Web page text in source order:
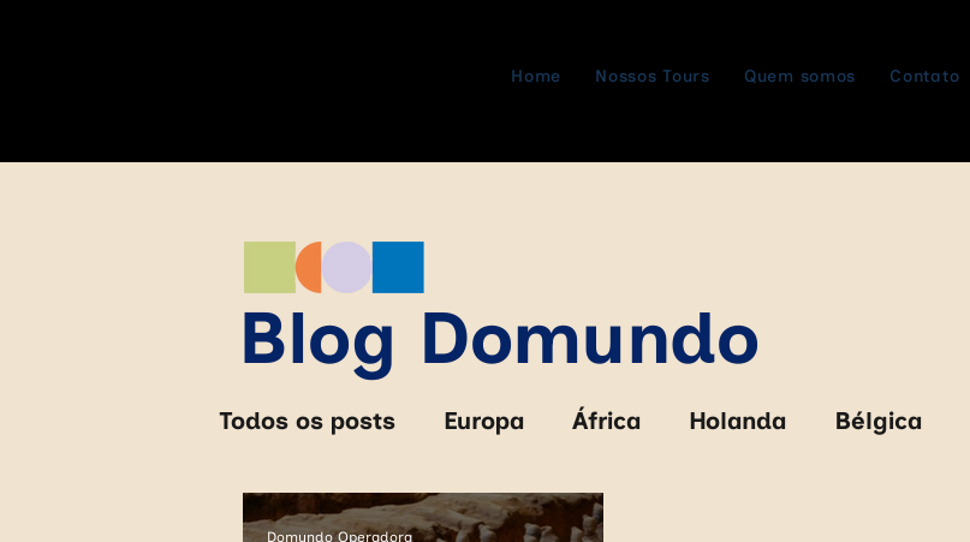
Home Nossos Tours Quem somos Contato
Blog Domundo
Todos os posts Europa África Holanda Bélgica
África do Sul Zimbabwe
Domundo Operadora